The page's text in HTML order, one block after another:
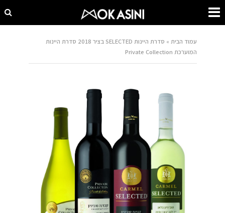
עמוד הבית »
סדרת היינות SELECTED בציר 2018 סדרת היינות
המוערכת Private Collection